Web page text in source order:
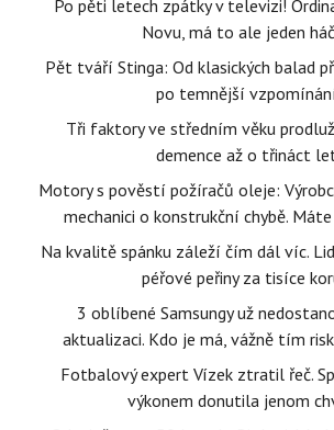
Po pěti letech zpátky v televizi!
Novu, má to ale jeden
Pět tváří Stinga: Od klasických balad
po temnější
Tři faktory ve středním věku
demence až o třináct
Motory s pověstí požíračů oleje:
mechanici o konstrukční chybě.
Na kvalitě spánku záleží čím dál víc.
péřové peřiny za tisíce
3 oblíbené Samsungy už
aktualizaci. Kdo je má, vážně tím
Fotbalový expert Vízek ztratil řeč.
výkonem donutila jenom